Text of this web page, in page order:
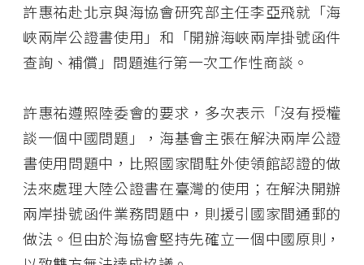
許惠祐赴北京與海協會研究部主任李亞飛就「海
峽兩岸公證書使用」和「開辦海峽兩岸掛號函件
查詢、補償」問題進行第一次工作性商談。
許惠祐遵照陸委會的要求，多次表示「沒有授權
談一個中國問題」，海基會主張在解決兩岸公證
書使用問題中，比照國家間駐外使領館認證的做
法來處理大陸公證書在臺灣的使用；在解決開辦
兩岸掛號函件業務問題中，則援引國家間通郵的
做法。但由於海協會堅持先確立一個中國原則，